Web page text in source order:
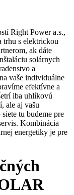
Right Power a.s.,
trhu s elektrickou
ak dáte
solárnych
a
vaše individuálne
efektívne a
iba uhlíkovú
ale aj vašu
tu budeme pre
Kombinácia
energetiky je pre